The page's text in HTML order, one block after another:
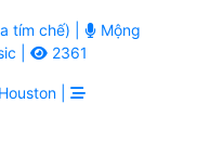
tím chế) |
Mộng
| 2361
|